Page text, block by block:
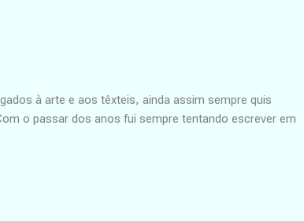
à arte e aos têxteis, ainda assim sempre quis
o passar dos anos fui sempre tentando escrever em